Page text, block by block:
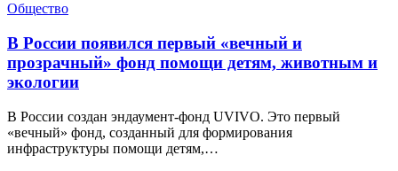
Общество
В России появился первый «вечный и
прозрачный» фонд помощи детям, животным и
экологии
В России создан эндаумент-фонд UVIVO. Это первый
«вечный» фонд, созданный для формирования
инфраструктуры помощи детям,…